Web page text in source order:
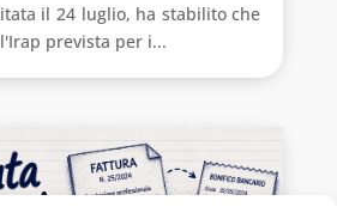
il 24 luglio, ha stabilito che
prevista per i...